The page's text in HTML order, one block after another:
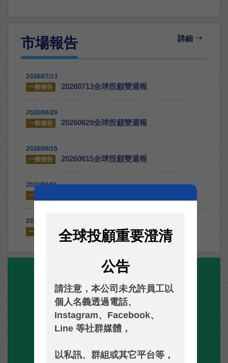
市場報告 詳細
2026/07/13
一般報告
20260713全球投顧雙週報
2026/06/29
一般報告
20260629全球投顧雙週報
2026/06/15
一般報告
20260615全球投顧雙週報
2026/06/01
一般報告
2026/05/04
一般報告
20260504全球投顧雙週報
基金總覽
全球投顧重要澄清
公告
請注意，本公司未允許員工以
個人名義透過電話、
Instagram、Facebook、
Line 等社群媒體，
以私訊、群組或其它平台等，